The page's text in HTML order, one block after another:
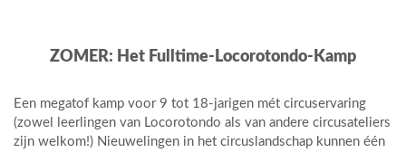
ZOMER: Het Fulltime-Locorotondo-Kamp
Een megatof kamp voor 9 tot 18-jarigen mét circuservaring
(zowel leerlingen van Locorotondo als van andere circusateliers
zijn welkom!) Nieuwelingen in het circuslandschap kunnen één